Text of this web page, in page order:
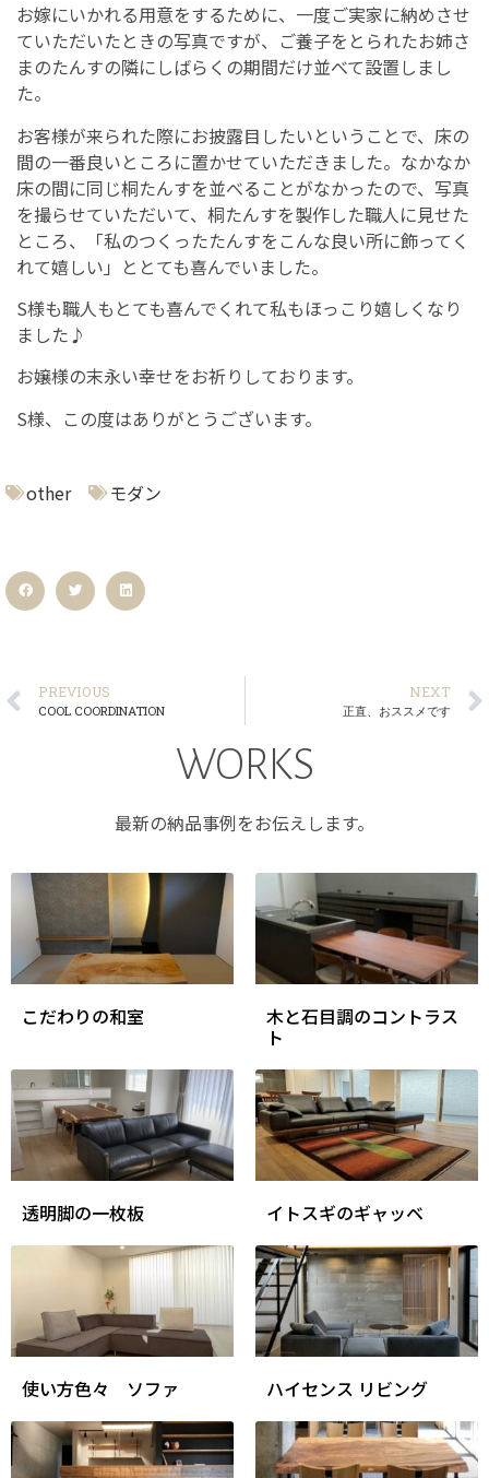
お嫁にいかれる用意をするために、一度ご実家に納めさせ
ていただいたときの写真ですが、ご養子をとられたお姉さ
まのたんすの隣にしばらくの期間だけ並べて設置しまし
た。
お客様が来られた際にお披露目したいということで、床の
間の一番良いところに置かせていただきました。なかなか
床の間に同じ桐たんすを並べることがなかったので、写真
を撮らせていただいて、桐たんすを製作した職人に見せた
ところ、「私のつくったたんすをこんな良い所に飾ってく
れて嬉しい」ととても喜んでいました。
S様も職人もとても喜んでくれて私もほっこり嬉しくなり
ました♪
お嬢様の末永い幸せをお祈りしております。
S様、この度はありがとうございます。
other モダン
PREVIOUS
COOL COORDINATION
NEXT
正直、おススメです
WORKS
最新の納品事例をお伝えします。
こだわりの和室 木と石目調のコントラス
ト
透明脚の一枚板 イトスギのギャッベ
使い方色々 ソファ ハイセンス リビング